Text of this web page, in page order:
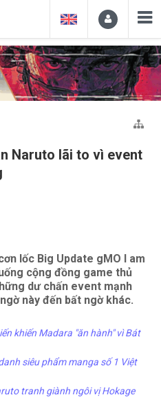
Naruto lãi to vì event
lốc Big Update gMO I am
cộng đồng game thủ
dư chấn event mạnh
này đến bất ngờ khác.
khiến Madara "ăn hành" vì Bát
siêu phẩm manga số 1 Việt
tranh giành ngôi vị Hokage